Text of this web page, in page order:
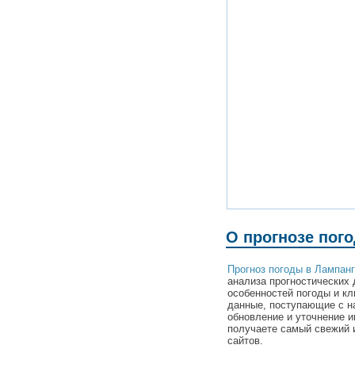
О прогнозе
Прогноз погоды в
анализа
особенностей погоды и
данные, поступающие с
обновление и уточнение
получаете самый свежий
сайтов.